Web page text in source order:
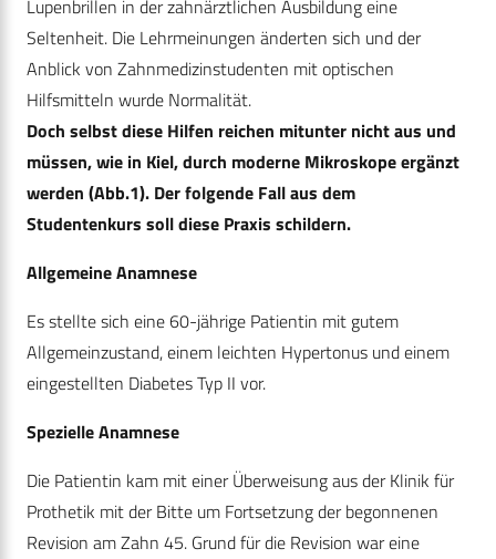
Lupenbrillen in der zahnärztlichen Ausbildung eine
Seltenheit. Die Lehrmeinungen änderten sich und der
Anblick von Zahnmedizinstudenten mit optischen
Hilfsmitteln wurde Normalität.
Doch selbst diese Hilfen reichen mitunter nicht aus und
müssen, wie in Kiel, durch moderne Mikroskope ergänzt
werden (Abb.1). Der folgende Fall aus dem
Studentenkurs soll diese Praxis schildern.
Allgemeine Anamnese
Es stellte sich eine 60-jährige Patientin mit gutem
Allgemeinzustand, einem leichten Hypertonus und einem
eingestellten Diabetes Typ II vor.
Spezielle Anamnese
Die Patientin kam mit einer Überweisung aus der Klinik für
Prothetik mit der Bitte um Fortsetzung der begonnenen
Revision am Zahn 45. Grund für die Revision war eine